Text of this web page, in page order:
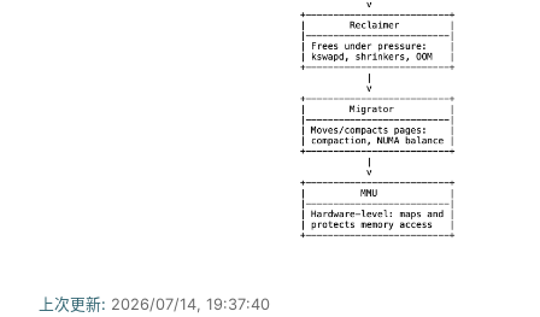
上次更新: 2026/07/14, 19:37:40